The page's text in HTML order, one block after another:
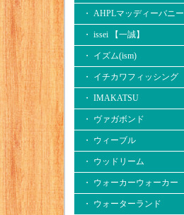
・ AHPLマッディーバニー
・ issei 【一誠】
・ イズム(ism)
・ イチカワフィッシング
・ IMAKATSU
・ ヴァガボンド
・ ウィーブル
・ ウッドリーム
・ ウォーカーウォーカー
・ ウォーターランド